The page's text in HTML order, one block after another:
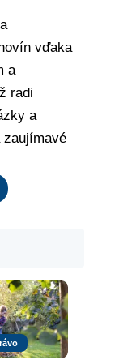
vďaka
a
radi
a
zaujímavé